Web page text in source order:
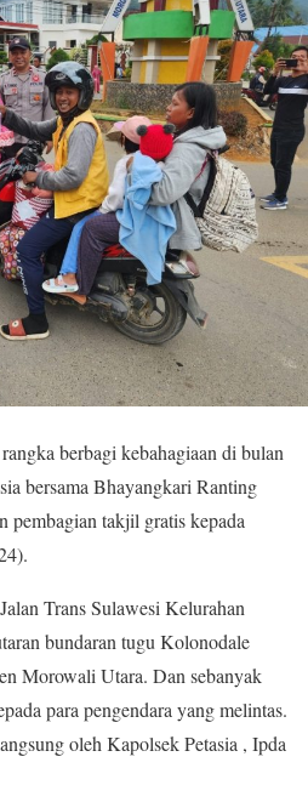
berbagi kebahagiaan di bulan
bersama Bhayangkari Ranting
pembagian takjil gratis kepada
Trans Sulawesi Kelurahan
bundaran tugu Kolonodale
Morowali Utara. Dan sebanyak
para pengendara yang melintas.
oleh Kapolsek Petasia , Ipda